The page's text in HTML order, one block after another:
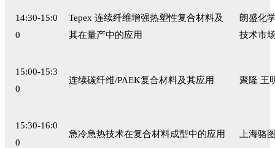
14:30-15:0
0
Tepex 连续纤维增强热塑性复合材料及
其在量产中的应用
朗盛化
技术市
15:00-15:3
0
连续碳纤维/PAEK复合材料及其应用 聚隆 王
15:30-16:0
0
急冷急热技术在复合材料成型中的应用 上海骆